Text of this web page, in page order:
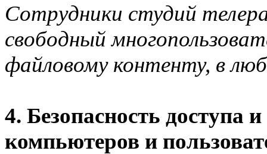
Сотрудники студий
свободный
файловому контенту, в
4. Безопасность доступа
компьютеров и